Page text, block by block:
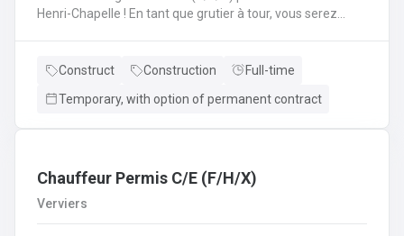
Henri-Chapelle ! En tant que grutier à tour, vous serez
des charges en toute sécurité.Collaborer étroitement
déroulement des opérations.Effectuer des vérifications
fixe à la clé
Construct Construction
Full-time
Temporary, with option of permanent contract
Chauffeur Permis C/E (F/H/X)
Verviers